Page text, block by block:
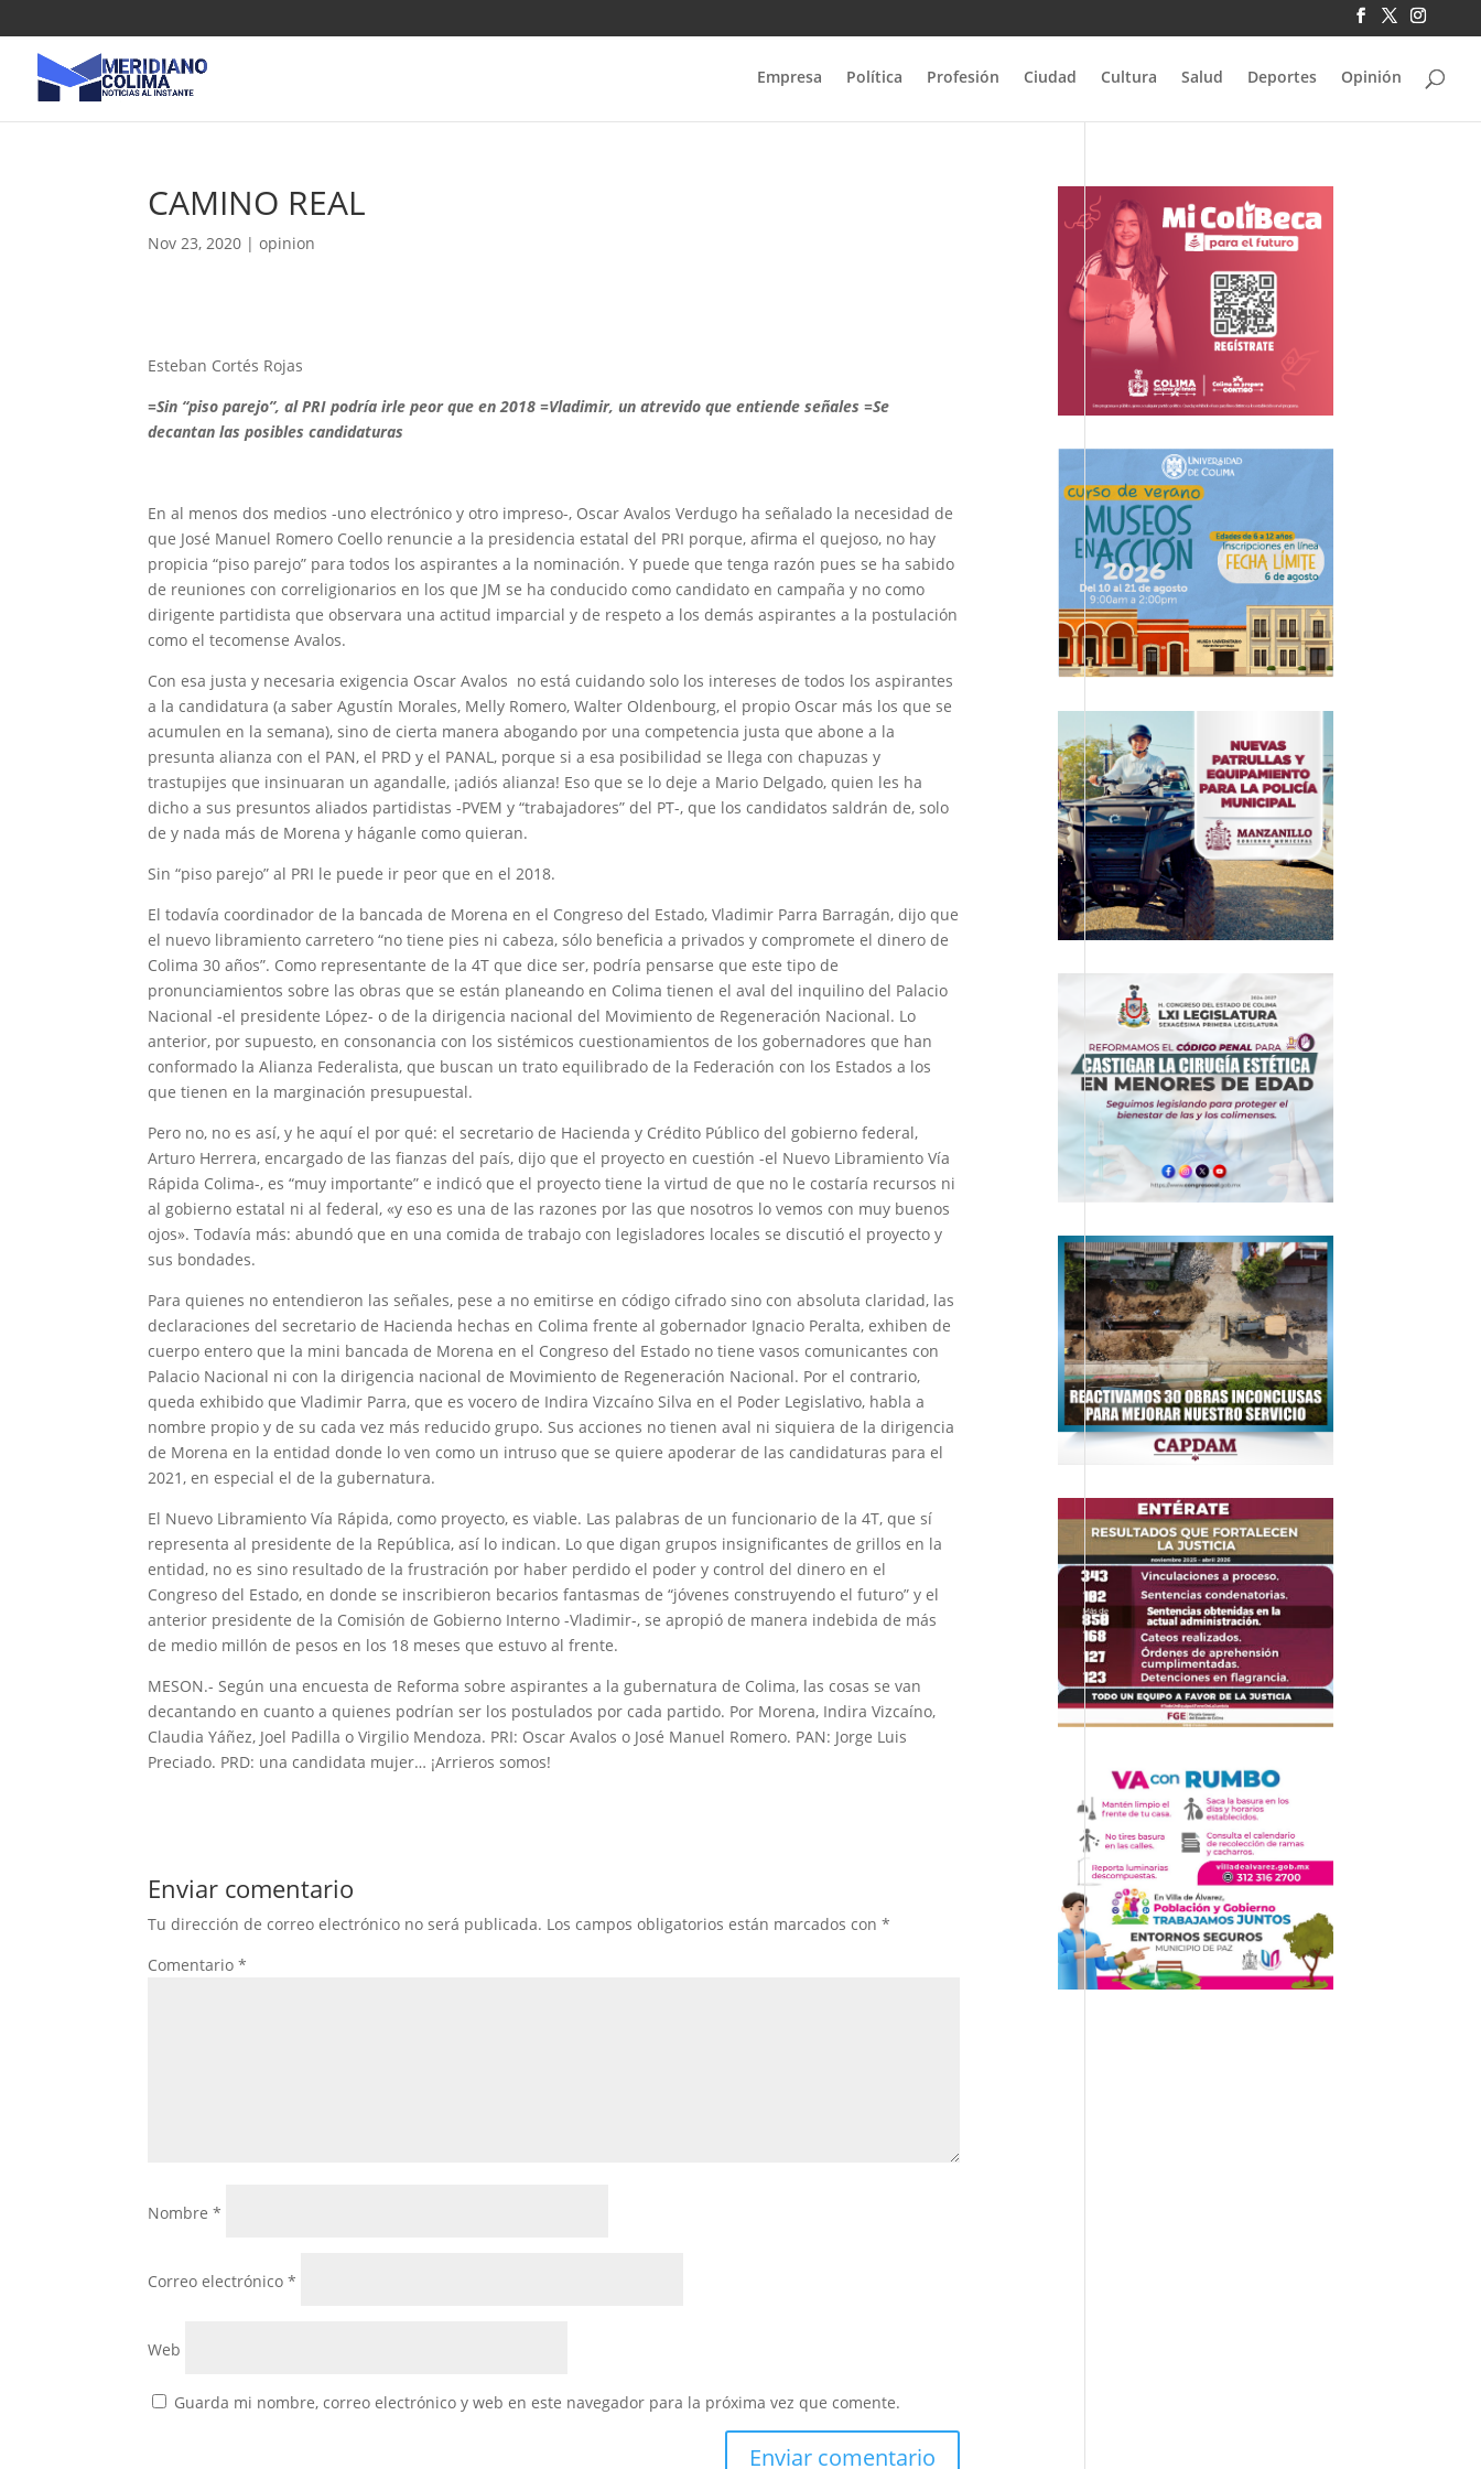
Empresa Política Profesión Ciudad Cultura Salud Deportes Opinión
CAMINO REAL
Nov 23, 2020 |opinion
Esteban Cortés Rojas
=Sin “piso parejo”, al PRI podría irle peor que en 2018 =Vladimir, un atrevido que entiende señales =Se
decantan las posibles candidaturas
En al menos dos medios -uno electrónico y otro impreso-, Oscar Avalos Verdugo ha señalado la necesidad de
que José Manuel Romero Coello renuncie a la presidencia estatal del PRI porque, afirma el quejoso, no hay
propicia “piso parejo” para todos los aspirantes a la nominación. Y puede que tenga razón pues se ha sabido
de reuniones con correligionarios en los que JM se ha conducido como candidato en campaña y no como
dirigente partidista que observara una actitud imparcial y de respeto a los demás aspirantes a la postulación
como el tecomense Avalos.
Con esa justa y necesaria exigencia Oscar Avalos no está cuidando solo los intereses de todos los aspirantes
a la candidatura (a saber Agustín Morales, Melly Romero, Walter Oldenbourg, el propio Oscar más los que se
acumulen en la semana), sino de cierta manera abogando por una competencia justa que abone a la
presunta alianza con el PAN, el PRD y el PANAL, porque si a esa posibilidad se llega con chapuzas y
trastupijes que insinuaran un agandalle, ¡adiós alianza! Eso que se lo deje a Mario Delgado, quien les ha
dicho a sus presuntos aliados partidistas -PVEM y “trabajadores” del PT-, que los candidatos saldrán de, solo
de y nada más de Morena y háganle como quieran.
Sin “piso parejo” al PRI le puede ir peor que en el 2018.
El todavía coordinador de la bancada de Morena en el Congreso del Estado, Vladimir Parra Barragán, dijo que
el nuevo libramiento carretero “no tiene pies ni cabeza, sólo beneficia a privados y compromete el dinero de
Colima 30 años”. Como representante de la 4T que dice ser, podría pensarse que este tipo de
pronunciamientos sobre las obras que se están planeando en Colima tienen el aval del inquilino del Palacio
Nacional -el presidente López- o de la dirigencia nacional del Movimiento de Regeneración Nacional. Lo
anterior, por supuesto, en consonancia con los sistémicos cuestionamientos de los gobernadores que han
conformado la Alianza Federalista, que buscan un trato equilibrado de la Federación con los Estados a los
que tienen en la marginación presupuestal.
Pero no, no es así, y he aquí el por qué: el secretario de Hacienda y Crédito Público del gobierno federal,
Arturo Herrera, encargado de las fianzas del país, dijo que el proyecto en cuestión -el Nuevo Libramiento Vía
Rápida Colima-, es “muy importante” e indicó que el proyecto tiene la virtud de que no le costaría recursos ni
al gobierno estatal ni al federal, «y eso es una de las razones por las que nosotros lo vemos con muy buenos
ojos». Todavía más: abundó que en una comida de trabajo con legisladores locales se discutió el proyecto y
sus bondades.
Para quienes no entendieron las señales, pese a no emitirse en código cifrado sino con absoluta claridad, las
declaraciones del secretario de Hacienda hechas en Colima frente al gobernador Ignacio Peralta, exhiben de
cuerpo entero que la mini bancada de Morena en el Congreso del Estado no tiene vasos comunicantes con
Palacio Nacional ni con la dirigencia nacional de Movimiento de Regeneración Nacional. Por el contrario,
queda exhibido que Vladimir Parra, que es vocero de Indira Vizcaíno Silva en el Poder Legislativo, habla a
nombre propio y de su cada vez más reducido grupo. Sus acciones no tienen aval ni siquiera de la dirigencia
de Morena en la entidad donde lo ven como un intruso que se quiere apoderar de las candidaturas para el
2021, en especial el de la gubernatura.
El Nuevo Libramiento Vía Rápida, como proyecto, es viable. Las palabras de un funcionario de la 4T, que sí
representa al presidente de la República, así lo indican. Lo que digan grupos insignificantes de grillos en la
entidad, no es sino resultado de la frustración por haber perdido el poder y control del dinero en el
Congreso del Estado, en donde se inscribieron becarios fantasmas de “jóvenes construyendo el futuro” y el
anterior presidente de la Comisión de Gobierno Interno -Vladimir-, se apropió de manera indebida de más
de medio millón de pesos en los 18 meses que estuvo al frente.
MESON.- Según una encuesta de Reforma sobre aspirantes a la gubernatura de Colima, las cosas se van
decantando en cuanto a quienes podrían ser los postulados por cada partido. Por Morena, Indira Vizcaíno,
Claudia Yáñez, Joel Padilla o Virgilio Mendoza. PRI: Oscar Avalos o José Manuel Romero. PAN: Jorge Luis
Preciado. PRD: una candidata mujer… ¡Arrieros somos!
Enviar comentario
Tu dirección de correo electrónico no será publicada. Los campos obligatorios están marcados con*
Comentario*
Nombre*
Correo electrónico*
Web
Guarda mi nombre, correo electrónico y web en este navegador para la próxima vez que comente.